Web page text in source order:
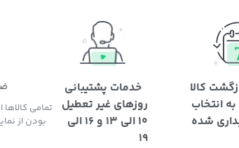
کالا
به انتخاب
شده
خدمات پشتیبانی
روزهای غیر تعطیل
10 الی 13 و 16 الی
19
تمامی
بودن از